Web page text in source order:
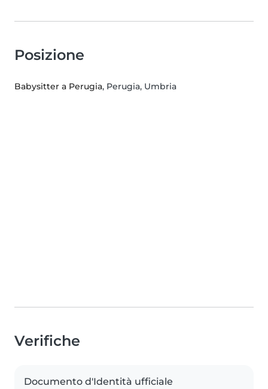
Posizione
Babysitter a Perugia, Perugia, Umbria
Verifiche
Documento d'Identità ufficiale